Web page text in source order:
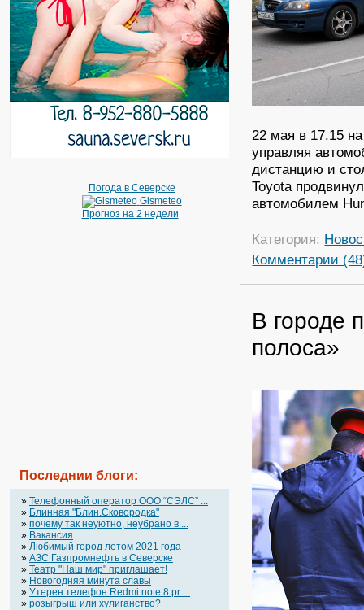
Погода в Северске
Gismeteo
Прогноз на 2 недели
Последнии блоги:
» Телефонный оператор OOO “СЭЛС” ...
» Блинная "Блин.Сковородка"
» почему так неуютно, неубрано в ...
» Вакансия
» Любимый город летом 2021 года
» АЗС Газпромнефть в Северске
» Театр "Наш мир" приглашает!
» Новогодняя минута славы
» Утерен телефон Redmi note 8 pr ...
» розыгрыш или хулиганство?
22 мая в 17.15
управляя
дистанцию и
Toyota
автомобилем
Категория:
Комментарии
В городе
полоса»